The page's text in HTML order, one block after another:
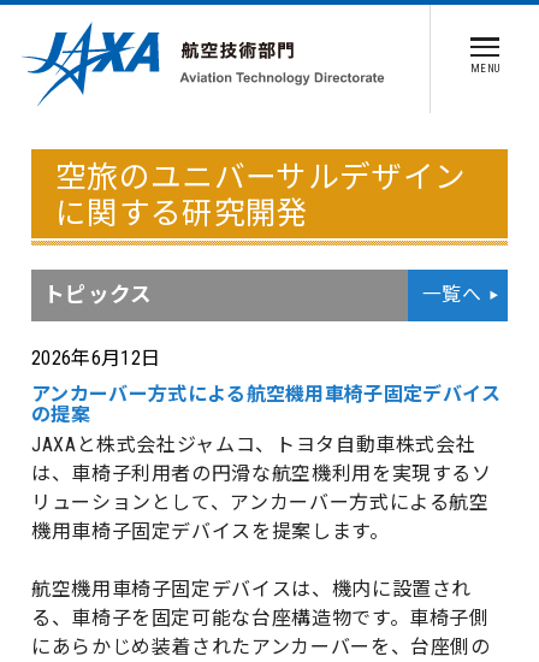
MENU
空旅のユニバーサルデザイン
に関する研究開発
トピックス 一覧へ
2026年6月12日
アンカーバー方式による航空機用車椅子固定デバイス
の提案
JAXAと株式会社ジャムコ、トヨタ自動車株式会社
は、車椅子利用者の円滑な航空機利用を実現するソ
リューションとして、アンカーバー方式による航空
機用車椅子固定デバイスを提案します。
航空機用車椅子固定デバイスは、機内に設置され
る、車椅子を固定可能な台座構造物です。車椅子側
にあらかじめ装着されたアンカーバーを、台座側の